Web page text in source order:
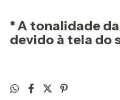
* A tonalidade
devido à tela do